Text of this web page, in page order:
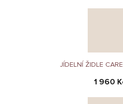
JÍDELNÍ ŽIDLE
1 960